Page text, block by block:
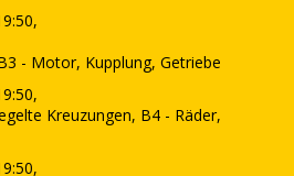
- Motor, Kupplung, Getriebe
Kreuzungen, B4 - Räder,